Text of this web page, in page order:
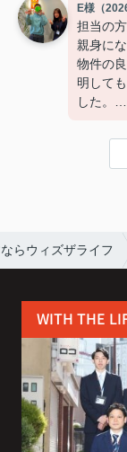
E様（
担当の
親身に
物件の
明して
した。
られま
また引
らウィズザライフ
WITH THE